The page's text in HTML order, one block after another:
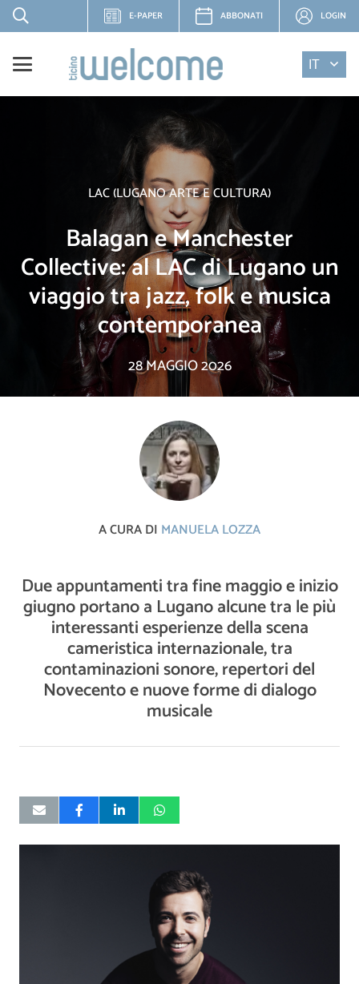
E-PAPER ABBONATI LOGIN
IT
LAC (LUGANO ARTE E CULTURA)
Balagan e Manchester
Collective: al LAC di Lugano un
viaggio tra jazz, folk e musica
contemporanea
28 MAGGIO 2026
A CURA DI MANUELA LOZZA
Due appuntamenti tra fine maggio e inizio
giugno portano a Lugano alcune tra le più
interessanti esperienze della scena
cameristica internazionale, tra
contaminazioni sonore, repertori del
Novecento e nuove forme di dialogo
musicale